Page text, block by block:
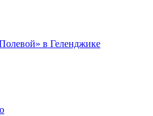
в Геленджике